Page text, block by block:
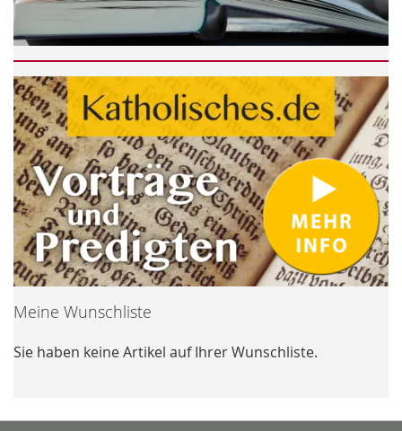
Meine Wunschliste
Sie haben keine Artikel auf Ihrer Wunschliste.